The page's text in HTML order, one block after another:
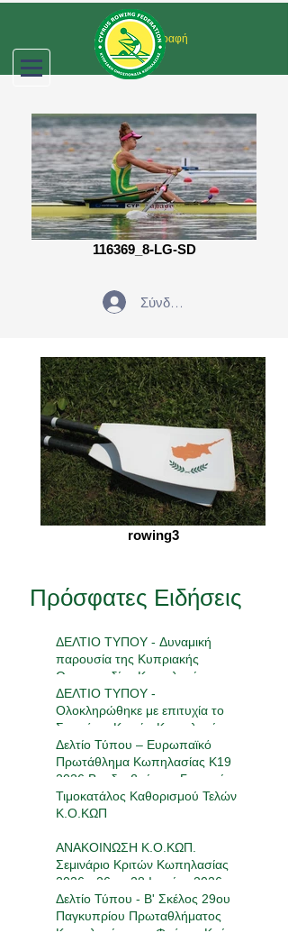
Σύνδεση/Εγγραφή
116369_8-LG-SD
Σύνδεση
rowing3
Πρόσφατες Ειδήσεις
ΔΕΛΤΙΟ ΤΥΠΟΥ - Δυναμική
παρουσία της Κυπριακής
Ομοσπονδίας Κωπηλασίας στην
18η Πανελλήνια Συνάντηση
Ανάπτυξης
ΔΕΛΤΙΟ ΤΥΠΟΥ -
Ολοκληρώθηκε με επιτυχία το
Σεμινάριο Κριτών Κωπηλασίας
2026
Δελτίο Τύπου – Ευρωπαϊκό
Πρωτάθλημα Κωπηλασίας Κ19
2026 Βραδεμβούργο, Γερμανία |
23-24 Μαΐου 2026
Τιμοκατάλος Καθορισμού Τελών
Κ.Ο.ΚΩΠ
ΑΝΑΚΟΙΝΩΣΗ Κ.Ο.ΚΩΠ.
Σεμινάριο Κριτών Κωπηλασίας
2026 - 26 με 28 Ιουνίου 2026
Δελτίο Τύπου - Β' Σκέλος 29ου
Παγκυπρίου Πρωταθλήματος
Κωπηλασίας στο Φράγμα Κούρη